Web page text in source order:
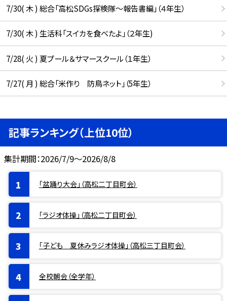
7/30( 木 ) 総合「高松SDGs探検隊〜報告書編」（４年生）
7/30( 木 ) 生活科「スイカを食べたよ」（２年生)
7/28( 火 ) 夏プール＆サマースクール（１年生）
7/27( 月 ) 総合「米作り 防鳥ネット」（5年生）
記事ランキング（上位10位）
集計期間：2026/7/9～2026/8/8
「盆踊り大会」（高松二丁目町会）
「ラジオ体操」（高松二丁目町会）
「子ども 夏休みラジオ体操」（高松三丁目町会）
全校朝会（全学年）